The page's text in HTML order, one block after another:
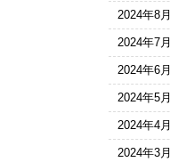
2024年8月
2024年7月
2024年6月
2024年5月
2024年4月
2024年3月